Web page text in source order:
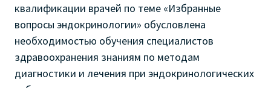
квалификации врачей по теме «Избранные
вопросы эндокринологии» обусловлена
необходимостью обучения специалистов
здравоохранения знаниям по методам
диагностики и лечения при эндокринологических